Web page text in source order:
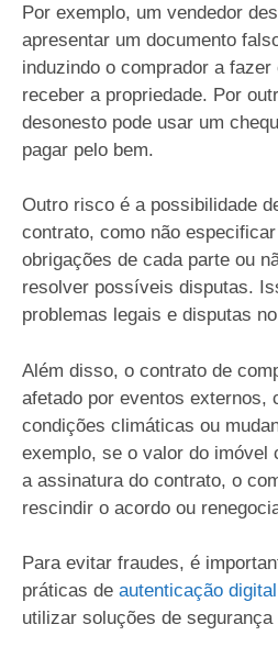
Por exemplo, um vendedor
apresentar um documento
induzindo o comprador a
receber a propriedade. Por
desonesto pode usar um
pagar pelo bem.
Outro risco é a possibilidade
contrato, como não
obrigações de cada parte ou
resolver possíveis disputas.
problemas legais e disputas
Além disso, o contrato de
afetado por eventos externos,
condições climáticas ou
exemplo, se o valor do imóvel
a assinatura do contrato, o
rescindir o acordo ou
Para evitar fraudes, é
práticas de autenticação
utilizar soluções de segurança